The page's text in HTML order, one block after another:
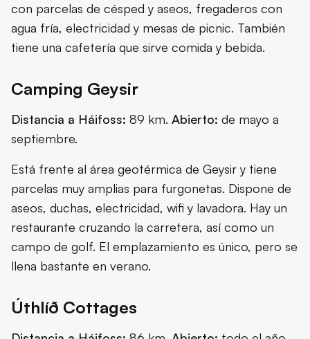
con parcelas de césped y aseos, fregaderos con
agua fría, electricidad y mesas de picnic. También
tiene una cafetería que sirve comida y bebida.
Camping Geysir
Distancia a Háifoss: 89 km. Abierto: de mayo a
septiembre.
Está frente al área geotérmica de Geysir y tiene
parcelas muy amplias para furgonetas. Dispone de
aseos, duchas, electricidad, wifi y lavadora. Hay un
restaurante cruzando la carretera, así como un
campo de golf. El emplazamiento es único, pero se
llena bastante en verano.
Úthlíð Cottages